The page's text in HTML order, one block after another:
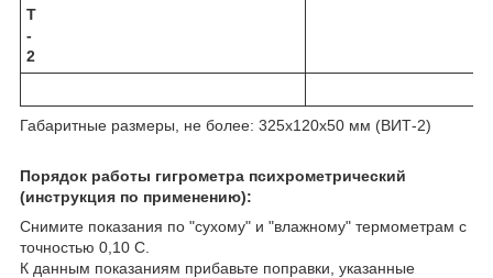
Т
-
2
Габаритные размеры, не более: 325х120х50 мм (ВИТ-2)
Порядок работы гигрометра психрометрический
(инструкция по применению):
Снимите показания по "сухому" и "влажному" термометрам с
точностью 0,10 С.
К данным показаниям прибавьте поправки, указанные